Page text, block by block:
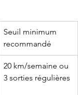
Seuil minimum
recommandé
20 km/semaine ou
3 sorties régulières